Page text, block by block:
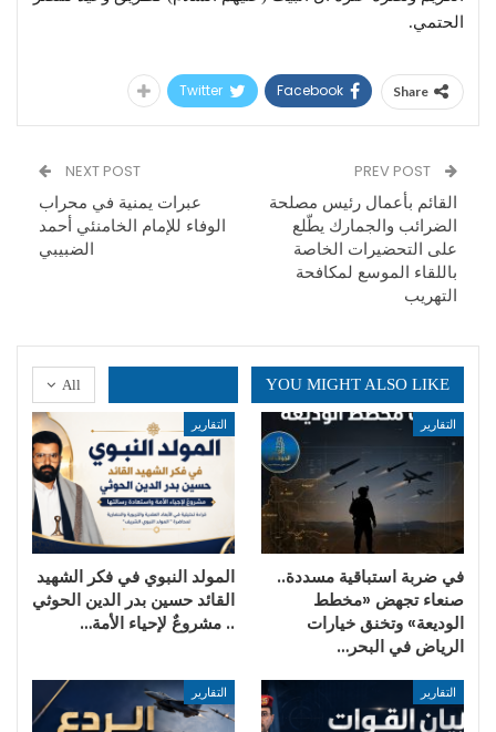
الحتمي.
Share
Facebook
Twitter
القائم بأعمال رئيس مصلحة
الضرائب والجمارك يطّلع
على التحضيرات الخاصة
باللقاء الموسع لمكافحة
التهريب
NEXT POST
عبرات يمنية في محراب
الوفاء للإمام الخامنئي أحمد
الضبيبي
All YOU MIGHT ALSO LIKE
التقارير
في ضربة استباقية مسددة..
صنعاء تجهض «مخطط
الوديعة» وتخنق خيارات
الرياض في البحر…
التقارير
المولد النبوي في فكر الشهيد
القائد حسين بدر الدين الحوثي
.. مشروعٌ لإحياء الأمة…
التقارير التقارير